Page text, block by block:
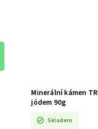
Minerální kámen
jódem 90g
Skladem